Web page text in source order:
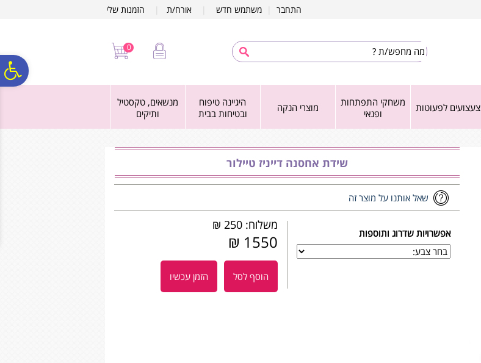
התחבר משתמש חדש אורח/ת הזמנות שלי
0
צעצועים לפעוטות
משחקי התפתחות
ופנאי
מוצרי הנקה
היגיינה טיפוח
ובטיחות בבית
מנשאים, טקסטיל
ותיקים
שידת אחסנה דייניז טיילור
שאל אותנו על מוצר זה
אפשרויות שדרוג ותוספות
משלוח: 250 ₪
1550 ₪
הוסף לסל הזמן עכשיו